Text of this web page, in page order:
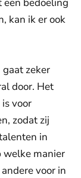
kan ik er ook
zeker
door. Het
voor
zodat zij
in
welke manier
voor in